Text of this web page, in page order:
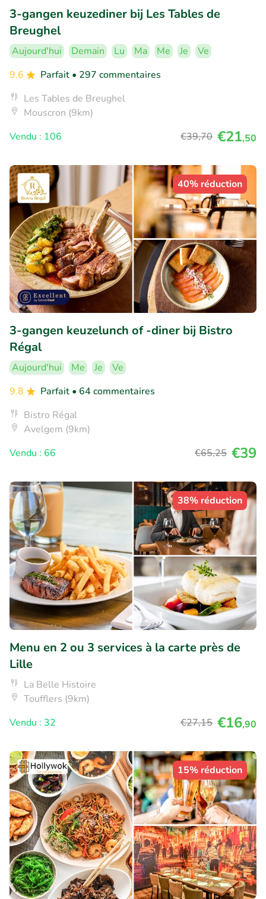
3-gangen keuzediner bij Les Tables de
Breughel
Aujourd'hui Demain Lu Ma Me Je
Ve
9.6
Parfait • 297 commentaires
Les Tables de Breughel
Mouscron (9km)
Vendu : 106
€39,70 €21,50
40% réduction
3-gangen keuzelunch of -diner bij Bistro
Régal
Aujourd'hui Me Je
Ve
9.8
Parfait • 64 commentaires
Bistro Régal
Avelgem (9km)
Vendu : 66
€65,25 €39
38% réduction
Menu en 2 ou 3 services à la carte près de
Lille
La Belle Histoire
Toufflers (9km)
Vendu : 32
€27,15 €16,90
15% réduction